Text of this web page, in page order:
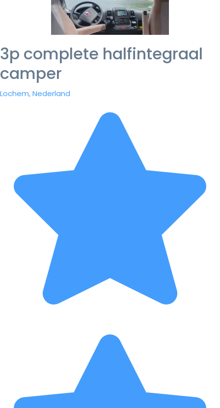
3p complete halfintegraal
camper
Lochem, Nederland